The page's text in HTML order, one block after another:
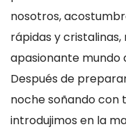
nosotros,
rápidas y
apasionante mundo
Después de
noche soñando con
introdujimos en la